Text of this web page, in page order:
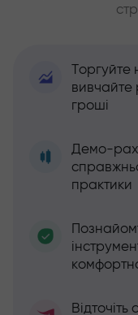
Торгуйте
вивчайте
гроші
Демо-
практики